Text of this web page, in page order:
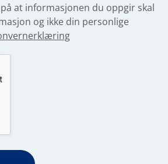
at informasjonen du oppgir skal
og ikke din personlige